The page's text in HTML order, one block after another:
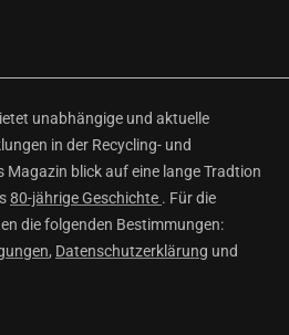
unabhängige und aktuelle
in der Recycling- und
blick auf eine lange Tradtion
80-jährige Geschichte . Für die
die folgenden Bestimmungen:
, Datenschutzerklärung und